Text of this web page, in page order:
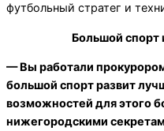
футбольный стратег и
Большой спорт
— Вы работали
большой спорт развит
возможностей для этого
нижегородскими